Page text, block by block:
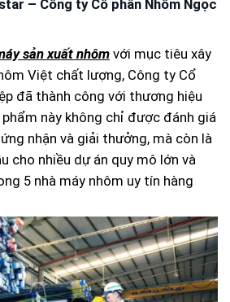
– Công ty Cổ phần Nhôm Ngọc
sản xuất nhôm với mục tiêu xây
Việt chất lượng, Công ty Cổ
đã thành công với thương hiệu
này không chỉ được đánh giá
nhận và giải thưởng, mà còn là
cho nhiều dự án quy mô lớn và
5 nhà máy nhôm uy tín hàng